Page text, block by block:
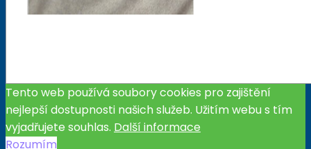
Tento web používá soubory cookies pro zajištění
nejlepší dostupnosti našich služeb. Užitím webu s tím
vyjadřujete souhlas. Další informace
Rozumím